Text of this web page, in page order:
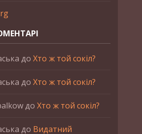
до Хто ж той сокіл?
до Хто ж той сокіл?
до Хто ж той сокіл?
до Видатний